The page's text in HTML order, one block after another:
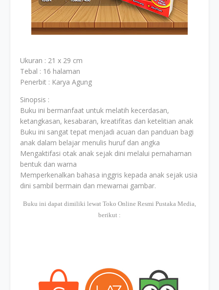
Ukuran : 21 x 29 cm
Tebal : 16 halaman
Penerbit : Karya Agung
Sinopsis :
Buku ini bermanfaat untuk melatih kecerdasan,
ketangkasan, kesabaran, kreatifitas dan ketelitian anak
Buku ini sangat tepat menjadi acuan dan panduan bagi
anak dalam belajar menulis huruf dan angka
Mengaktifasi otak anak sejak dini melalui pemahaman
bentuk dan warna
​​​​​​​Memperkenalkan bahasa inggris kepada anak sejak usia
dini sambil bermain dan mewarnai gambar.
Buku ini dapat dimiliki lewat Toko Online Resmi Pustaka Media,
berikut :